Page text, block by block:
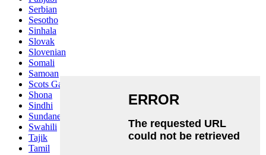
Serbian
Sesotho
Sinhala
Slovak
Slovenian
Somali
Samoan
Scots Gaelic
Shona
Sindhi
Sundanese
Swahili
Tajik
Tamil